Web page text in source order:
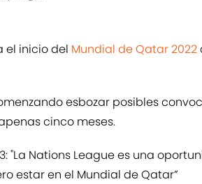
el inicio del Mundial de Qatar 2022
esbozar posibles
cinco meses.
: "La Nations League es una
estar en el Mundial de Qatar”